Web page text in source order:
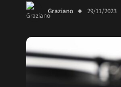
Graziano 29/11/2023